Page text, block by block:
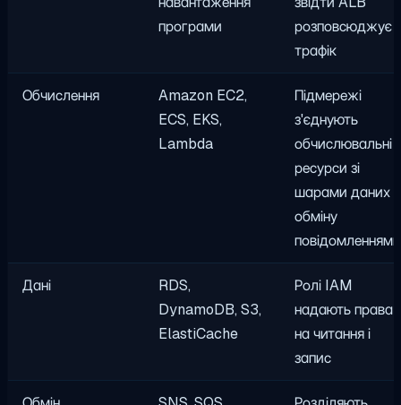
програми
розповсюджує
трафік
Обчислення
Amazon EC2,
ECS, EKS,
Lambda
Підмережі
з'єднують
обчислювальні
ресурси зі
шарами даних і
обміну
повідомленнями
Дані
RDS,
DynamoDB, S3,
ElastiCache
Ролі IAM
надають права
на читання і
запис